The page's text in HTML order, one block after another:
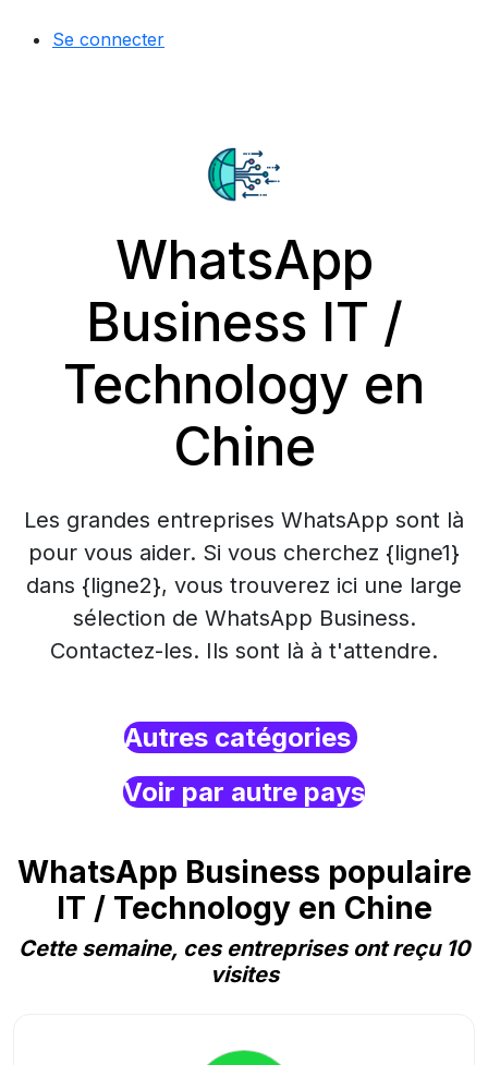
Se connecter
WhatsApp
Business IT /
Technology en
Chine
Les grandes entreprises WhatsApp sont là
pour vous aider. Si vous cherchez {ligne1}
dans {ligne2}, vous trouverez ici une large
sélection de WhatsApp Business.
Contactez-les. Ils sont là à t'attendre.
Autres catégories
Voir par autre pays
WhatsApp Business populaire
IT / Technology en Chine
Cette semaine, ces entreprises ont reçu 10
visites